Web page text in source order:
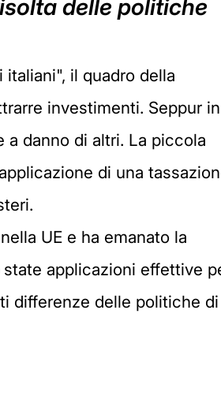
delle politiche
il quadro della
investimenti. Seppur
danno di altri. La piccola
di una
UE e ha emanato la
applicazioni effettive
differenze delle politiche di